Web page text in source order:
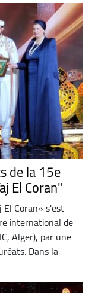
de la 15e
El Coran"
El Coran» s'est
international de
Alger), par une
Dans la